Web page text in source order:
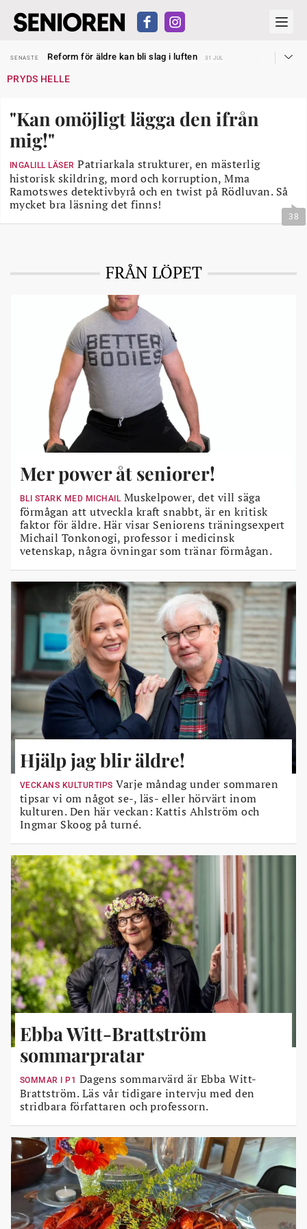
SENASTE
Reform för äldre kan bli slag i luften
31 JUL
SENASTE
Dom öppnar för rätt till garantipension
SENASTE
Liten höjning av garantipensionen
27 JUL
SENASTE
Sven Hagströmer sommarpratar
26 JUL
SENASTE
Reform för äldre kan bli slag i luften
PRYDS HELLE
"Kan omöjligt lägga den ifrån
mig!"
INGALILL LÄSER Patriarkala strukturer, en mästerlig
historisk skildring, mord och korruption, Mma
Ramotswes detektivbyrå och en twist på Rödluvan. Så
mycket bra läsning det finns!
38
FRÅN LÖPET
Mer power åt seniorer!
BLI STARK MED MICHAILMuskelpower, det vill säga
förmågan att utveckla kraft snabbt, är en kritisk
faktor för äldre. Här visar Seniorens träningsexpert
Michail Tonkonogi, professor i medicinsk
vetenskap, några övningar som tränar förmågan.
Hjälp jag blir äldre!
VECKANS KULTURTIPS Varje måndag under sommaren
tipsar vi om något se-, läs- eller hörvärt inom
kulturen. Den här veckan: Kattis Ahlström och
Ingmar Skoog på turné.
Ebba Witt-Brattström
sommarpratar
SOMMAR I P1 Dagens sommarvärd är Ebba Witt-
Brattström. Läs vår tidigare intervju med den
stridbara författaren och professorn.